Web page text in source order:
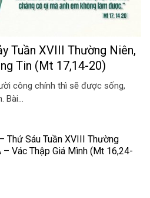
Tuần XVIII Thường Niên,
Tin (Mt 17,14-20)
công chính thì sẽ được sống,
Bài...
Thứ Sáu Tuần XVIII Thường
– Vác Thập Giá Mình (Mt 16,24-